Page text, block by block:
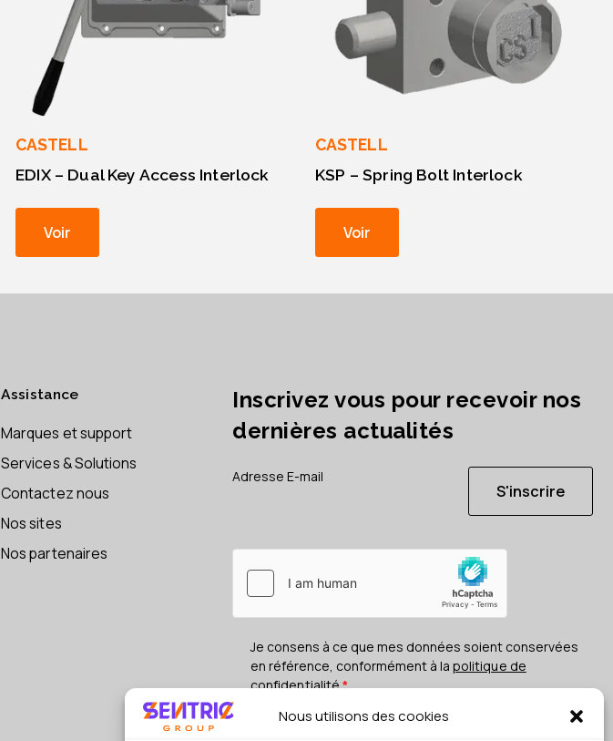
Nous utilisons des cookies
CASTELL
EDIX – Dual Key Access Interlock
Voir
CASTELL
KSP – Spring Bolt Interlock
Voir
Assistance
Marques et support
Services & Solutions
Contactez nous
Nos sites
Nos partenaires
Inscrivez vous pour recevoir nos
dernières actualités
S'inscrire
Je consens à ce que mes données soient conservées
en référence, conformément à la politique de
confidentialité*